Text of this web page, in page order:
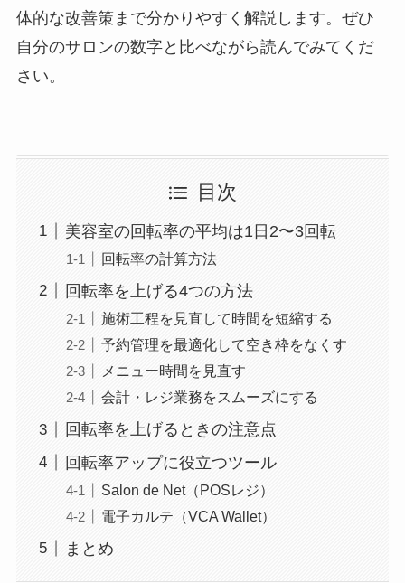
体的な改善策まで分かりやすく解説します。ぜひ
自分のサロンの数字と比べながら読んでみてくだ
さい。
目次
美容室の回転率の平均は1日2〜3回転
回転率の計算方法
回転率を上げる4つの方法
施術工程を見直して時間を短縮する
予約管理を最適化して空き枠をなくす
メニュー時間を見直す
会計・レジ業務をスムーズにする
回転率を上げるときの注意点
回転率アップに役立つツール
Salon de Net（POSレジ）
電子カルテ（VCA Wallet）
まとめ